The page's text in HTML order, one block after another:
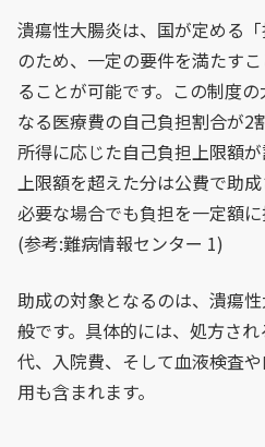
潰瘍性大腸炎は、国が定める
のため、一定の要件を満たす
ることが可能です。この制度
なる医療費の自己負担割合が2
所得に応じた自己負担上限額が
上限額を超えた分は公費で助
必要な場合でも負担を一定額に
(参考:難病情報センター 1)
助成の対象となるのは、潰瘍
般です。具体的には、処方さ
代、入院費、そして血液検査
用も含まれます。